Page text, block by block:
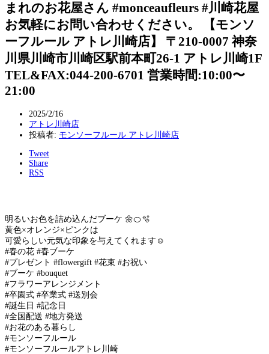
まれのお花屋さん #monceaufleurs #川崎花屋
お気軽にお問い合わせください。 【モンソ
ーフルール アトレ川崎店】 〒210-0007 神奈
川県川崎市川崎区駅前本町26-1 アトレ川崎1F
TEL&FAX:044-200-6701 営業時間:10:00〜
21:00
2025/2/16
アトレ川崎店
投稿者: モンソーフルール アトレ川崎店
Tweet
Share
RSS
明るいお色を詰め込んだブーケ 🌼🍊🫧
黄色×オレンジ×ピンクは
可愛らしい元気な印象を与えてくれます☺️
#春の花 #春ブーケ
#プレゼント #flowergift #花束 #お祝い
#ブーケ #bouquet
#フラワーアレンジメント
#卒園式 #卒業式 #送別会
#誕生日 #記念日
#全国配送 #地方発送
#お花のある暮らし
#モンソーフルール
#モンソーフルールアトレ川崎